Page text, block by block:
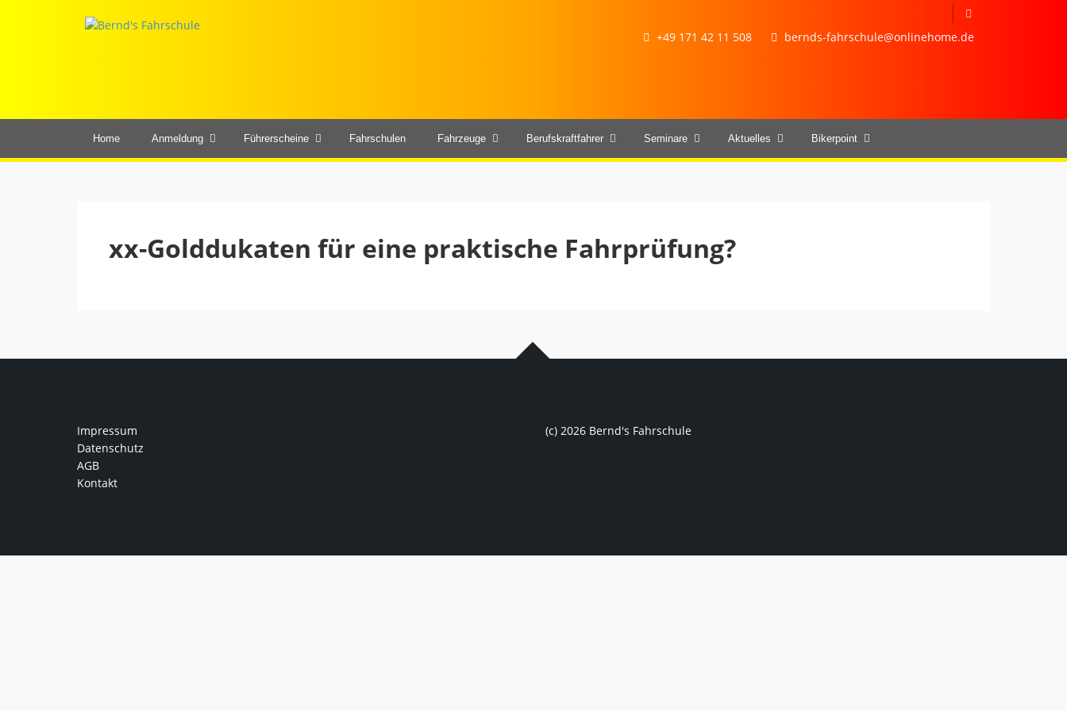
+49 171 42 11 508 bernds-fahrschule@onlinehome.de
Home Anmeldung Führerscheine Fahrschulen Fahrzeuge Berufskraftfahrer Seminare Aktuelles Bikerpoint
xx-Golddukaten für eine praktische Fahrprüfung?
Impressum
Datenschutz
AGB
Kontakt
(c) 2026 Bernd's Fahrschule